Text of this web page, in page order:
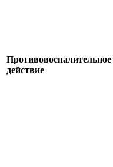
Противовоспалительное
действие